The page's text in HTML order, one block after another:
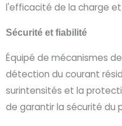
l'efficacité de la charge
Sécurité et fiabilité
Équipé de mécanismes
détection du courant
surintensités et la
de garantir la sécurité du